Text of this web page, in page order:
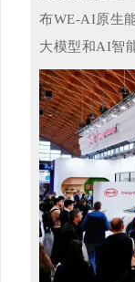
布WE-AI原生
大模型和AI智